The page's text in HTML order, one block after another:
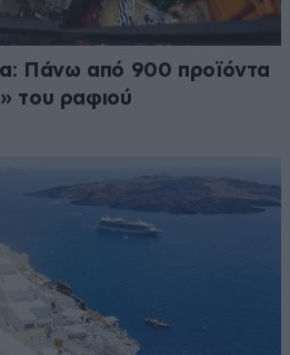
Πάνω από 900 προϊόντα
του ραφιού